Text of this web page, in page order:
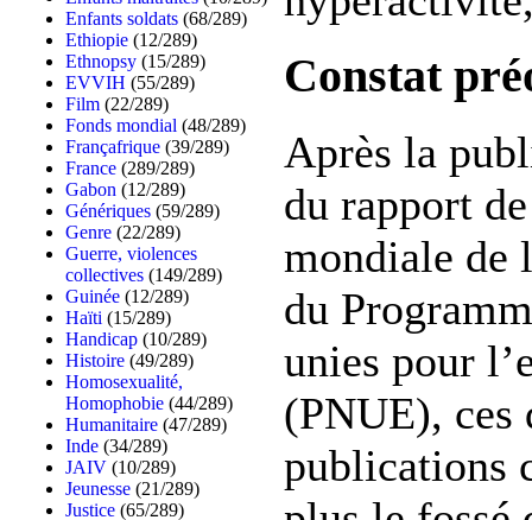
Enfants soldats (68/289)
Ethiopie (12/289)
Ethnopsy (15/289)
EVVIH (55/289)
Film (22/289)
Fonds mondial (48/289)
Françafrique (39/289)
France (289/289)
Gabon (12/289)
Génériques (59/289)
Genre (22/289)
Guerre, violences
collectives (149/289)
Guinée (12/289)
Haïti (15/289)
Handicap (10/289)
Histoire (49/289)
Homosexualité,
Homophobie (44/289)
Humanitaire (47/289)
Inde (34/289)
JAIV (10/289)
Jeunesse (21/289)
Justice (65/289)
Constat
Après la
du rapport
mondiale de
du
unies pour
(PNUE), ces
publications